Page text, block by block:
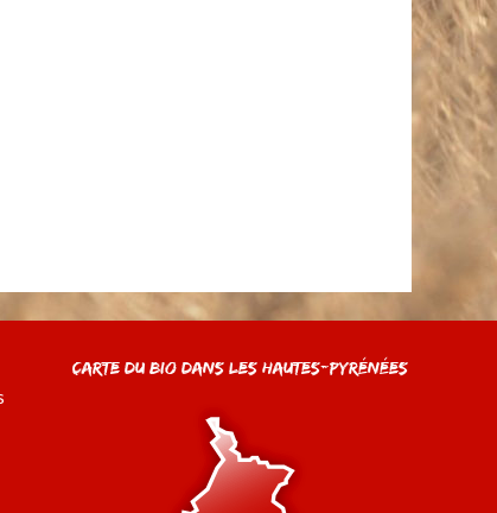
Carte du Bio dans les Hautes-Pyrénées